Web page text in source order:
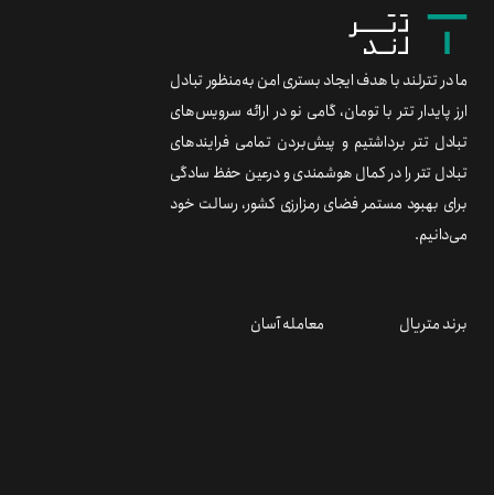
ما در تترلند با هدف ایجاد بستری امن به‌منظور تبادل
ارز پایدار تتر با تومان، گامی نو در ارائه سرویس‌های
تبادل تتر برداشتیم و پیش‌بردن تمامی فرایندهای
تبادل تتر را در کمال هوشمندی و درعین حفظ سادگی
برای بهبود مستمر فضای رمزارزی کشور، رسالت خود
می‌دانیم.
برند متریال معامله آسان